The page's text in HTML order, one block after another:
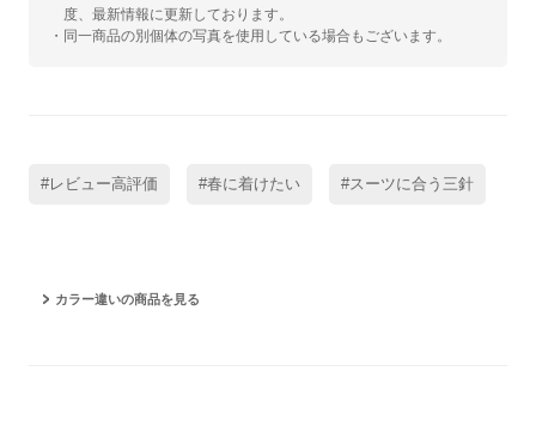
度、最新情報に更新しております。
・同一商品の別個体の写真を使用している場合もございます。
#レビュー高評価 #春に着けたい #スーツに合う三針
カラー違いの商品を見る